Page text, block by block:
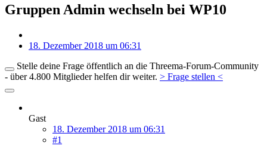
Gruppen Admin wechseln bei WP10
18. Dezember 2018 um 06:31
Stelle deine Frage öffentlich an die Threema-Forum-Community
- über 4.800 Mitglieder helfen dir weiter. > Frage stellen <
Gast
18. Dezember 2018 um 06:31
#1